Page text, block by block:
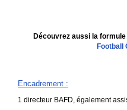
Découvrez aussi la
Football
Encadrement :
1 directeur BAFD, également